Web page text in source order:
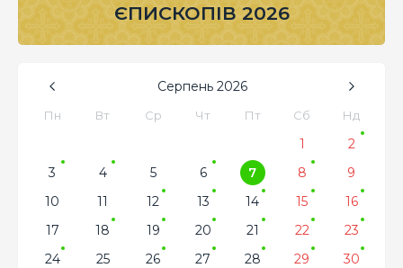
ЄПИСКОПІВ 2026
Серпень 2026
Пн Вт Ср Чт Пт Сб Нд
1
2
3
4 5 6 7 8
9
10
11 12 13 14 15
16
17
18 19 20 21 22
23
24
25 26 27 28 29
30